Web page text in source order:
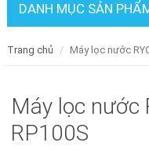
DANH MỤC SẢN
Trang chủ Máy lọc nước
Máy lọc nước
RP100S